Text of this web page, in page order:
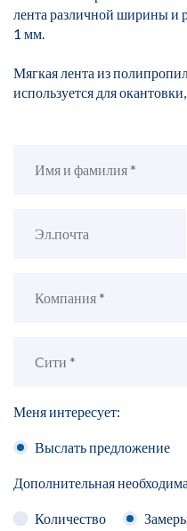
лента различной ширины и
1 мм.
Мягкая лента из
используется для
Меня интересует:
Выслать предложение
Дополнительная
Количество